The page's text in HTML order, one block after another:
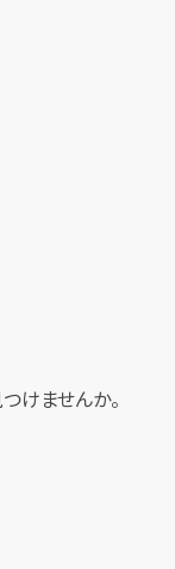
けませんか。